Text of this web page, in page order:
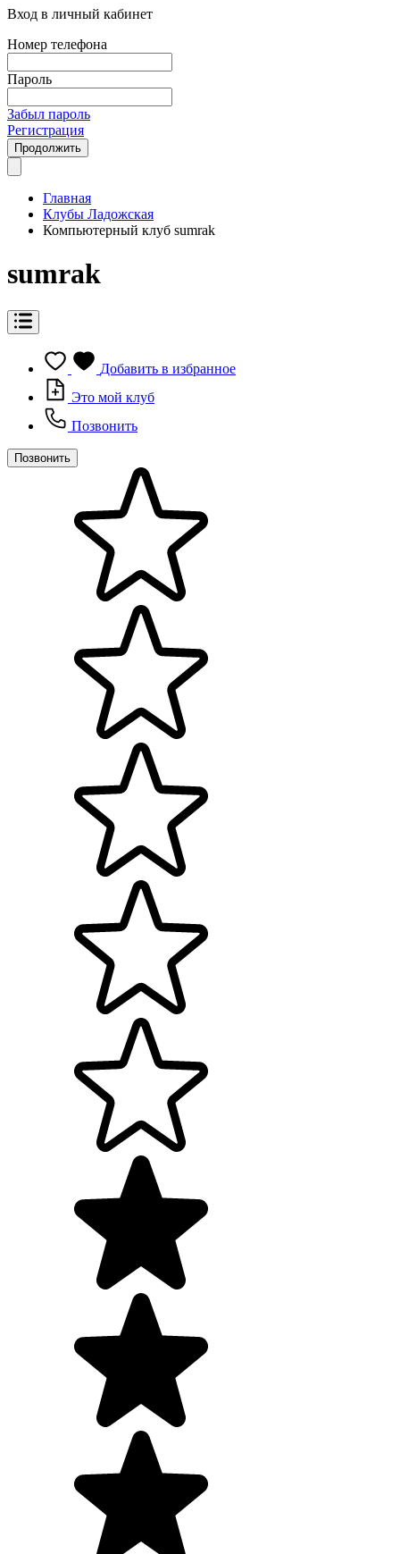
Вход в личный кабинет
Номер телефона
Пароль
Забыл пароль
Регистрация
Продолжить
Главная
Клубы Ладожская
Компьютерный клуб sumrak
sumrak
Добавить в избранное
Это мой клуб
Позвонить
Позвонить